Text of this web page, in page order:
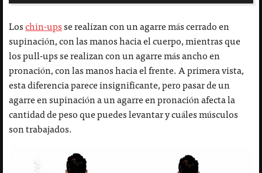
Loschin-upsse realizan con un agarre más cerrado en
supinación, con las manos hacia el cuerpo, mientras que
los pull-ups se realizan con un agarre más ancho en
pronación, con las manos hacia el frente. A primera vista,
esta diferencia parece insignificante, pero pasar de un
agarre en supinación a un agarre en pronación afecta la
cantidad de peso que puedes levantar y cuáles músculos
son trabajados.